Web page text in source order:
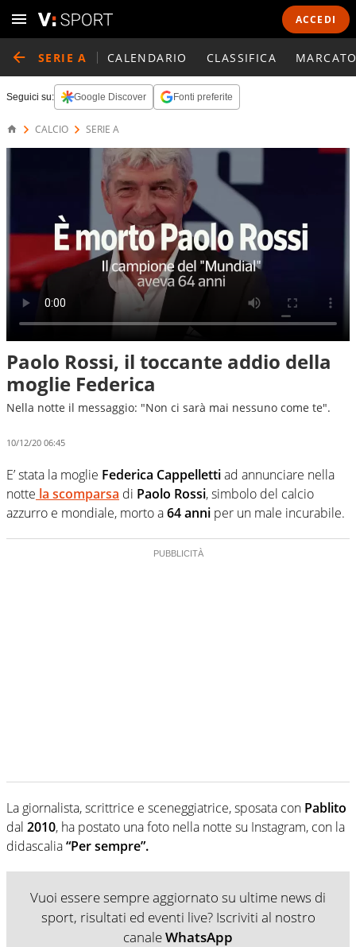
ACCEDI
SERIE A CALENDARIO CLASSIFICA
Seguici su: Google Discover Fonti preferite
CALCIO SERIE A
Paolo Rossi, il toccante addio della
moglie Federica
Nella notte il messaggio: "Non ci sarà mai nessuno come te".
10/12/20 06:45
E’ stata la moglie Federica Cappellettiad annunciare nella
notte la scomparsa di Paolo Rossi, simbolo del calcio
azzurro e mondiale, morto a64 anni per un male incurabile.
La giornalista, scrittrice e sceneggiatrice, sposata con Pablito
dal 2010, ha postato una foto nella notte su Instagram, con la
didascalia“Per sempre”.
Vuoi essere sempre aggiornato su ultime news di
sport, risultati ed eventi live? Iscriviti al nostro
canaleWhatsApp